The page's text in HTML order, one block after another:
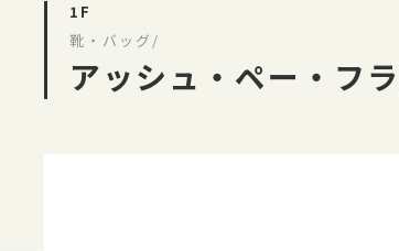
1F
靴・バッグ/
アッシュ・ペー・フ